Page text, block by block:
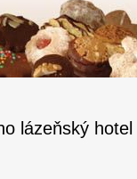
lázeňský